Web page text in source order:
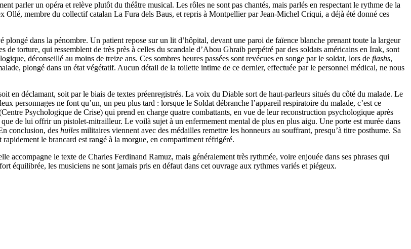
parler un opéra et relève plutôt du théâtre musical. Les rôles ne sont pas chantés, mais parlés en respectant le rythme de la
Ollé, membre du collectif catalan La Fura dels Baus, et repris à Montpellier par Jean-Michel Criqui, a déjà été donné ces
plongé dans la pénombre. Un patient repose sur un lit d’hôpital, devant une paroi de faïence blanche prenant toute la largeur
torture, qui ressemblent de très près à celles du scandale d’Abou Ghraib perpétré par des soldats américains en Irak, sont
déconseillé au moins de treize ans. Ces sombres heures passées sont revécues en songe par le soldat, lors de flashs,
plongé dans un état végétatif. Aucun détail de la toilette intime de ce dernier, effectuée par le personnel médical, ne nous
en déclamant, soit par le biais de textes préenregistrés. La voix du Diable sort de haut-parleurs situés du côté du malade. Le
personnages ne font qu’un, un peu plus tard : lorsque le Soldat débranche l’appareil respiratoire du malade, c’est ce
Psychologique de Crise) qui prend en charge quatre combattants, en vue de leur reconstruction psychologique après
de lui offrir un pistolet-mitrailleur. Le voilà sujet à un enfermement mental de plus en plus aigu. Une porte est murée dans
conclusion, des huiles militaires viennent avec des médailles remettre les honneurs au souffrant, presqu’à titre posthume. Sa
le brancard est rangé à la morgue, en compartiment réfrigéré.
accompagne le texte de Charles Ferdinand Ramuz, mais généralement très rythmée, voire enjouée dans ses phrases qui
équilibrée, les musiciens ne sont jamais pris en défaut dans cet ouvrage aux rythmes variés et piégeux.